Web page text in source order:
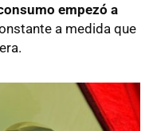
empezó a
a medida que